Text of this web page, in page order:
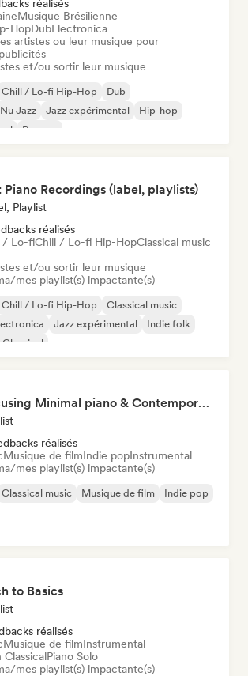
réalisés
Musique Brésilienne
HopDubElectronica
artistes ou leur musique pour
et/ou sortir leur musique
Chill / Lo-fi Hip-Hop
Dub
Jazz
Jazz expérimental
Hip-hop
Reggae
Piano Recordings (label, playlists)
Playlist
réalisés
/ Lo-fiChill / Lo-fi Hip-HopClassical music
et/ou sortir leur musique
mes playlist(s) impactante(s)
Chill / Lo-fi Hip-Hop
Classical music
Jazz expérimental
Indie folk
Focusing Minimal piano & Contemporary classical music
réalisés
Musique de filmIndie popInstrumental
mes playlist(s) impactante(s)
Classical music Musique de film Indie pop
to Basics
réalisés
Musique de filmInstrumental
Piano Solo
mes playlist(s) impactante(s)